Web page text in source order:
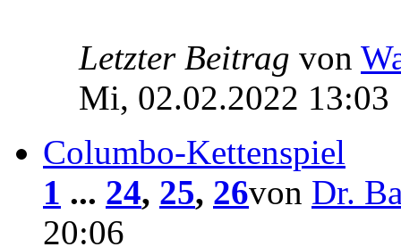
Letzter Beitrag von
Mi, 02.02.2022 13:03
Columbo-Kettenspiel
1 ... 24, 25, 26von Dr.
20:06